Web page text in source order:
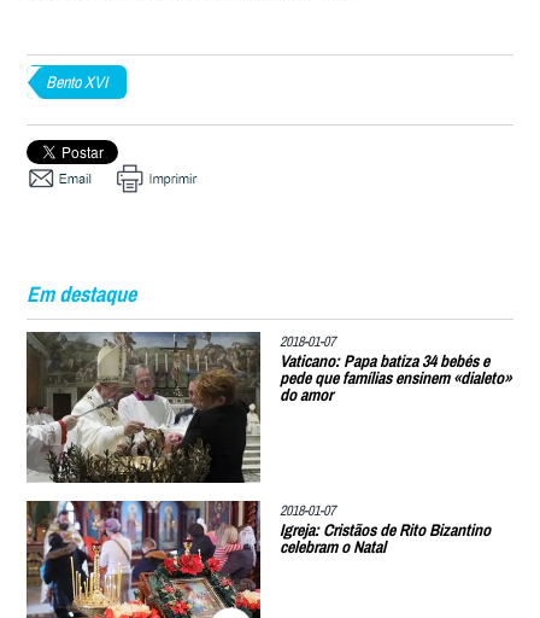
Bento XVI
Em destaque
2018-01-07
Vaticano: Papa batiza 34 bebés e
pede que famílias ensinem «dialeto»
do amor
2018-01-07
Igreja: Cristãos de Rito Bizantino
celebram o Natal